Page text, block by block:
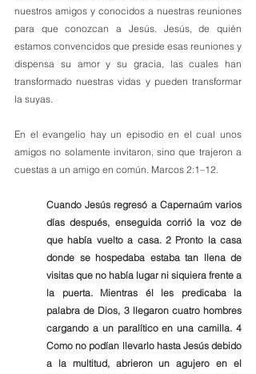
nuestros amigos y conocidos a nuestras reuniones
para que conozcan a Jesús. Jesús, de quién
estamos convencidos que preside esas reuniones y
dispensa su amor y su gracia, las cuales han
transformado nuestras vidas y pueden transformar
la suyas.
En el evangelio hay un episodio en el cual unos
amigos no solamente invitaron, sino que trajeron a
cuestas a un amigo en común. Marcos 2:1–12.
Cuando Jesús regresó a Capernaúm varios
días después, enseguida corrió la voz de
que había vuelto a casa. 2 Pronto la casa
donde se hospedaba estaba tan llena de
visitas que no había lugar ni siquiera frente a
la puerta. Mientras él les predicaba la
palabra de Dios, 3 llegaron cuatro hombres
cargando a un paralítico en una camilla. 4
Como no podían llevarlo hasta Jesús debido
a la multitud, abrieron un agujero en el